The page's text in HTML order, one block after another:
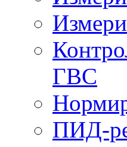
ГВС
ПИД-